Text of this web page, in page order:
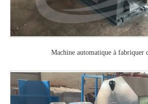
Machine automatique à fabriquer